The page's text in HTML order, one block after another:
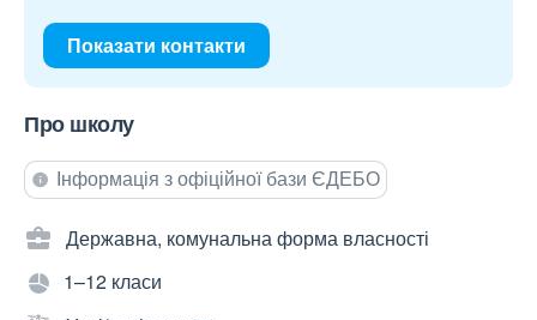
Показати контакти
Про школу
Інформація з офіційної бази ЄДЕБО
Державна, комунальна форма власності
1–12 класи